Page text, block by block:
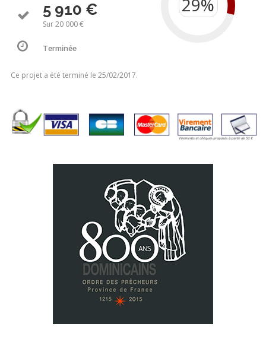
5 910 €
Sur 20 000 €
Terminée
Ce projet a été terminé le 25/02/2017.